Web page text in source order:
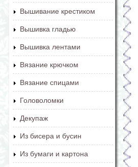
Вышивание крестиком
Вышивка гладью
Вышивка лентами
Вязание крючком
Вязание спицами
Головоломки
Декупаж
Из бисера и бусин
Из бумаги и картона